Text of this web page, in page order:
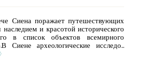
Сиена поражает путешествующих
и красотой исторического
в список объектов всемирного
Сиене археологические исследо...